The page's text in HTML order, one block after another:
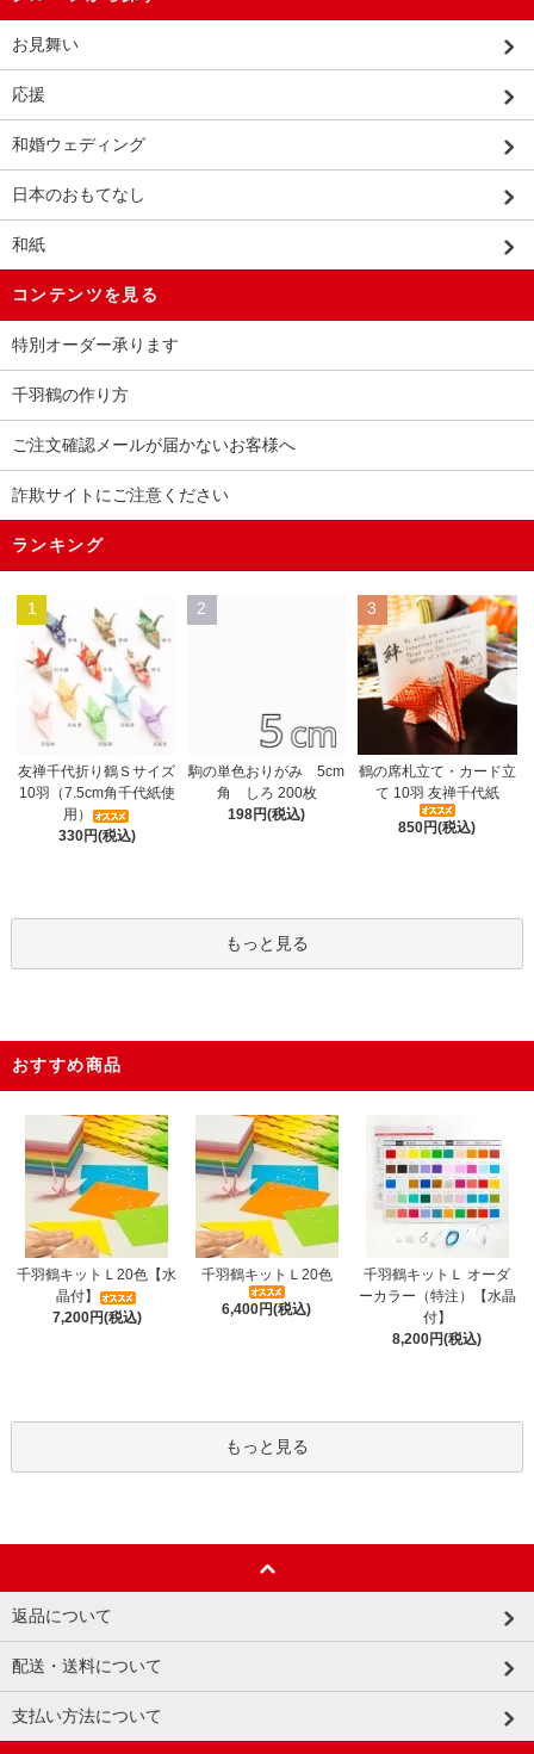
お見舞い
応援
和婚ウェディング
日本のおもてなし
和紙
コンテンツを見る
特別オーダー承ります
千羽鶴の作り方
ご注文確認メールが届かないお客様へ
詐欺サイトにご注意ください
ランキング
1
友禅千代折り鶴Ｓサイズ
10羽（7.5cm角千代紙使
用）
330円(税込)
2
駒の単色おりがみ 5cm
角 しろ 200枚
198円(税込)
3
鶴の席札立て・カード立
て 10羽 友禅千代紙
850円(税込)
もっと見る
おすすめ商品
千羽鶴キットＬ20色【水
晶付】
7,200円(税込)
千羽鶴キットＬ20色
6,400円(税込)
千羽鶴キットＬ オーダ
ーカラー（特注）【水晶
付】
8,200円(税込)
もっと見る
返品について
配送・送料について
支払い方法について